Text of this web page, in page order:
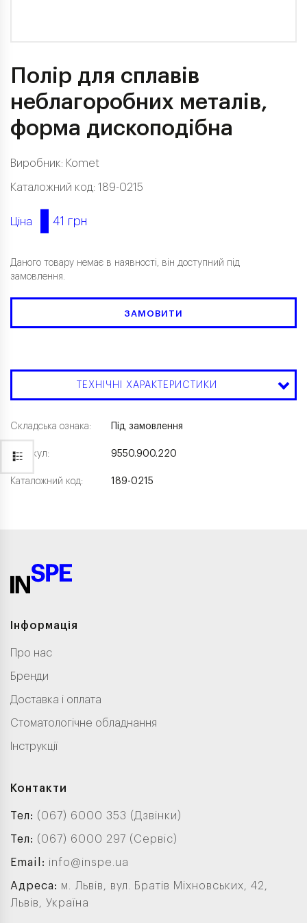
Полір для сплавів
неблагоробних металів,
форма дископодібна
Виробник: Komet
Каталожний код: 189-0215
Ціна 41 грн
Даного товару немає в наявності, він доступний під
замовлення.
ЗАМОВИТИ
ТЕХНІЧНІ ХАРАКТЕРИСТИКИ
Складська ознака:
Артикул:
Каталожний код:
Під замовлення
9550.900.220
189-0215
Інформація
Про нас
Бренди
Доставка і оплата
Стоматологічне обладнання
Інструкції
Контакти
Тел: (067) 6000 353 (Дзвінки)
Тел: (067) 6000 297 (Сервіс)
Email: info@inspe.ua
Адреса: м. Львів, вул. Братів Міхновських, 42,
Львів, Україна